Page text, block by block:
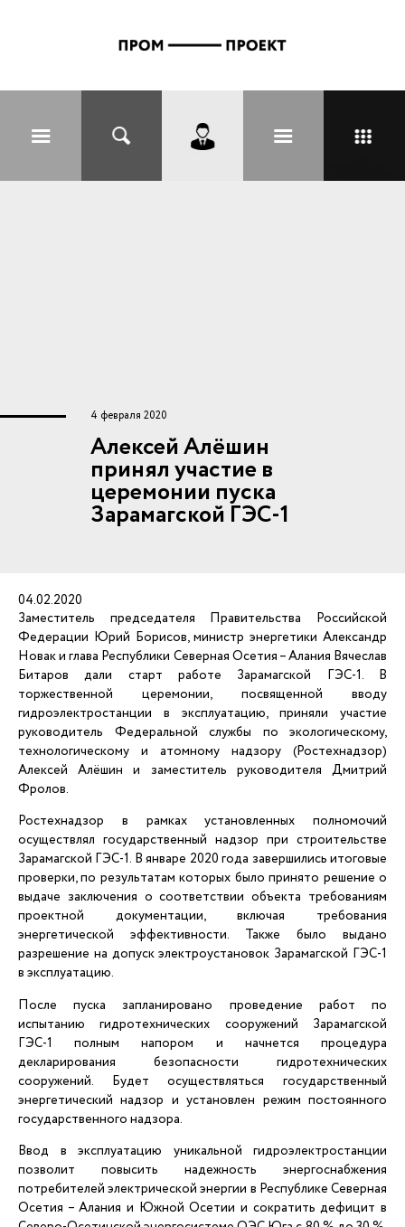
Вы здесь
4 февраля 2020
Алексей Алёшин
принял участие в
церемонии пуска
Зарамагской ГЭС-1
04.02.2020
Заместитель председателя Правительства Российской
Федерации Юрий Борисов, министр энергетики Александр
Новак и глава Республики Северная Осетия – Алания Вячеслав
Битаров дали старт работе Зарамагской ГЭС-1. В
торжественной церемонии, посвященной вводу
гидроэлектростанции в эксплуатацию, приняли участие
руководитель Федеральной службы по экологическому,
технологическому и атомному надзору (Ростехнадзор)
Алексей Алёшин и заместитель руководителя Дмитрий
Фролов.
Ростехнадзор в рамках установленных полномочий
осуществлял государственный надзор при строительстве
Зарамагской ГЭС-1. В январе 2020 года завершились итоговые
проверки, по результатам которых было принято решение о
выдаче заключения о соответствии объекта требованиям
проектной документации, включая требования
энергетической эффективности. Также было выдано
разрешение на допуск электроустановок Зарамагской ГЭС-1
в эксплуатацию.
После пуска запланировано проведение работ по
испытанию гидротехнических сооружений Зарамагской
ГЭС-1 полным напором и начнется процедура
декларирования безопасности гидротехнических
сооружений. Будет осуществляться государственный
энергетический надзор и установлен режим постоянного
государственного надзора.
Ввод в эксплуатацию уникальной гидроэлектростанции
позволит повысить надежность энергоснабжения
потребителей электрической энергии в Республике Северная
Осетия – Алания и Южной Осетии и сократить дефицит в